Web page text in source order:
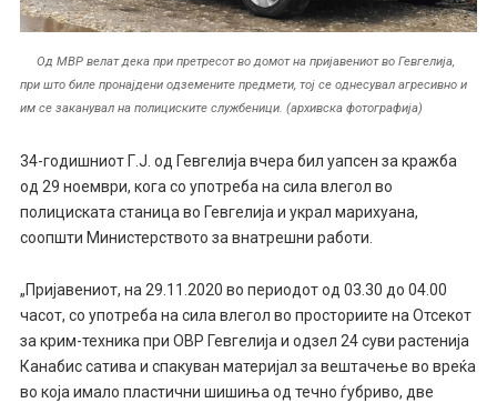
Од МВР велат дека при претресот во домот на пријавениот во Гевгелија,
при што биле пронајдени одземените предмети, тој се однесувал агресивно и
им се заканувал на полициските службеници. (архивска фотографија)
34-годишниот Г.Ј. од Гевгелија вчера бил уапсен за кражба
од 29 ноември, кога со употреба на сила влегол во
полициската станица во Гевгелија и украл марихуана,
соопшти Министерството за внатрешни работи.
„Пријавениот, на 29.11.2020 во периодот од 03.30 до 04.00
часот, со употреба на сила влегол во просториите на Отсекот
за крим-техника при ОВР Гевгелија и одзел 24 суви растенија
Канабис сатива и спакуван материјал за вештачење во вреќа
во која имало пластични шишиња од течно ѓубриво, две